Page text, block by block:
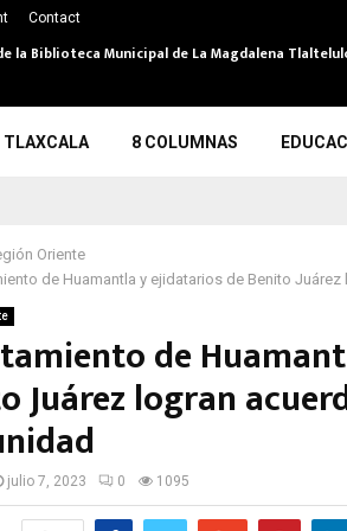
Contact
la Biblioteca Municipal de La Magdalena
TLAXCALA 8 COLUMNAS
Oriente
de Huamantla y ejidatarios de Benito
de
Juárez logran
julio 7, 2023 0 1095